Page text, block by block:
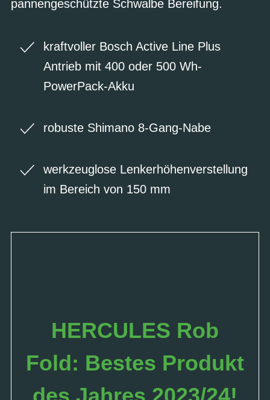
pannengeschützte Schwalbe Bereifung.
kraftvoller Bosch Active Line Plus
Antrieb mit 400 oder 500 Wh-
PowerPack-Akku
robuste Shimano 8-Gang-Nabe
werkzeuglose Lenkerhöhenverstellung
im Bereich von 150 mm
HERCULES Rob
Fold: Bestes Produkt